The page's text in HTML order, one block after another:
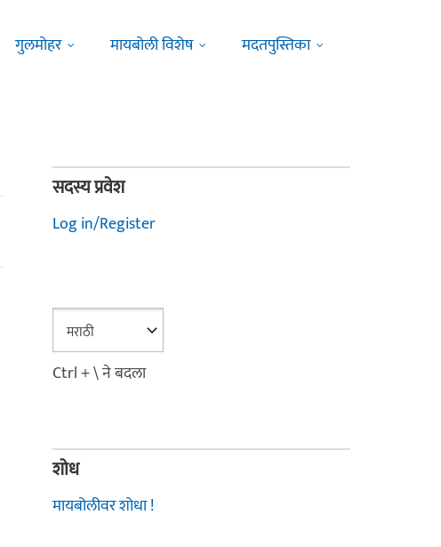
गुलमोहर मायबोली विशेष मदतपुस्तिका
सदस्य प्रवेश
Log in/Register
Ctrl + \ ने बदला
शोध
मायबोलीवर शोधा !